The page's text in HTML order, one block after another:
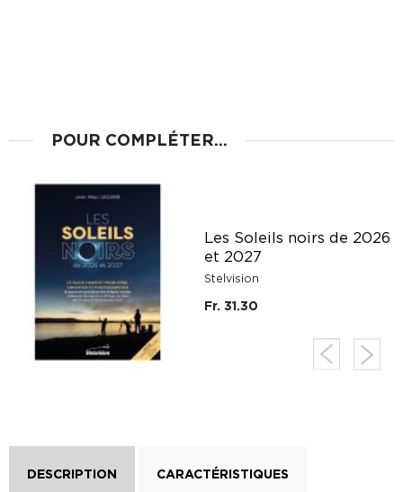
POUR COMPLÉTER...
Les Soleils noirs de 2026
et 2027
Stelvision
Fr. 31.30
DESCRIPTION CARACTÉRISTIQUES